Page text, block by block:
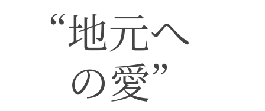
“地元へ
の愛”
トップページ
ハイパー縁側@中津